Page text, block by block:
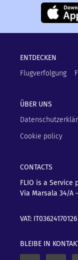
ENTDECKEN
Flugverfolgung
ÜBER UNS
Cookie policy
CONTACTS
FLIO is a Service
Via Marsala 34/A
VAT: IT03624170126
BLEIBE IN